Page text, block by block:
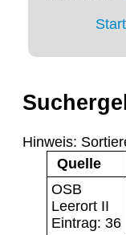
Hinweis:
Quelle
OSB
Leerort II
Eintrag: 36